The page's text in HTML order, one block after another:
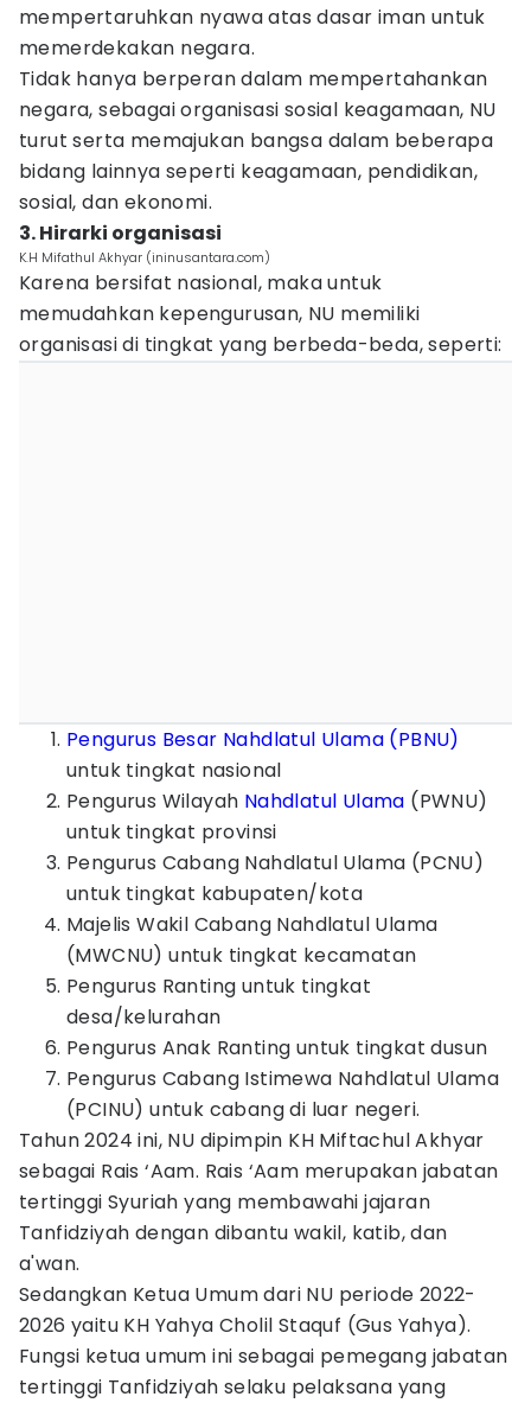
mempertaruhkan nyawa atas dasar iman untuk
memerdekakan negara.
Tidak hanya berperan dalam mempertahankan
negara, sebagai organisasi sosial keagamaan, NU
turut serta memajukan bangsa dalam beberapa
bidang lainnya seperti keagamaan, pendidikan,
sosial, dan ekonomi.
3. Hirarki organisasi
K.H Mifathul Akhyar (ininusantara.com)
Karena bersifat nasional, maka untuk
memudahkan kepengurusan, NU memiliki
organisasi di tingkat yang berbeda-beda, seperti:
Pengurus Besar Nahdlatul Ulama (PBNU)
untuk tingkat nasional
Pengurus Wilayah Nahdlatul Ulama (PWNU)
untuk tingkat provinsi
Pengurus Cabang Nahdlatul Ulama (PCNU)
untuk tingkat kabupaten/kota
Majelis Wakil Cabang Nahdlatul Ulama
(MWCNU) untuk tingkat kecamatan
Pengurus Ranting untuk tingkat
desa/kelurahan
Pengurus Anak Ranting untuk tingkat dusun
Pengurus Cabang Istimewa Nahdlatul Ulama
(PCINU) untuk cabang di luar negeri.
Tahun 2024 ini, NU dipimpin KH Miftachul Akhyar
sebagai Rais ‘Aam. Rais ‘Aam merupakan jabatan
tertinggi Syuriah yang membawahi jajaran
Tanfidziyah dengan dibantu wakil, katib, dan
a'wan.
Sedangkan Ketua Umum dari NU periode 2022-
2026 yaitu KH Yahya Cholil Staquf (Gus Yahya).
Fungsi ketua umum ini sebagai pemegang jabatan
tertinggi Tanfidziyah selaku pelaksana yang